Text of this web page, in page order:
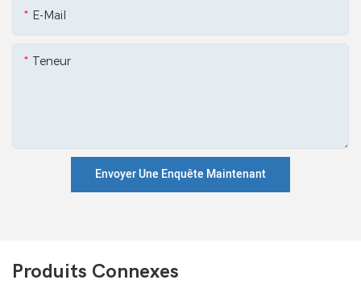
E-Mail
Teneur
Envoyer Une Enquête Maintenant
Produits Connexes